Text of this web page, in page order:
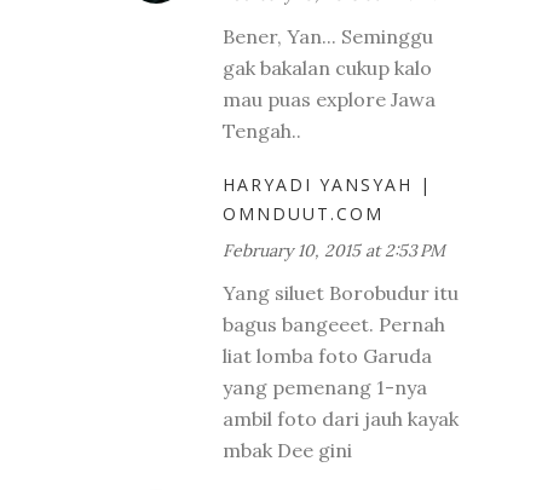
Bener, Yan... Seminggu
gak bakalan cukup kalo
mau puas explore Jawa
Tengah..
HARYADI YANSYAH |
OMNDUUT.COM
February 10, 2015 at 2:53 PM
Yang siluet Borobudur itu
bagus bangeeet. Pernah
liat lomba foto Garuda
yang pemenang 1-nya
ambil foto dari jauh kayak
mbak Dee gini